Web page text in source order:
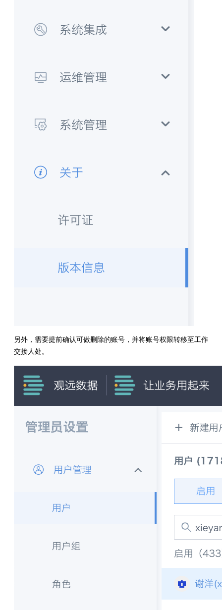
另外，需要提前确认可做删除的账号，并将账号权限转移至工作
交接人处。